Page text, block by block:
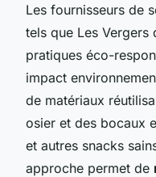
Les fournisseurs de
tels que Les Vergers
pratiques éco-
impact
de matériaux
osier et des bocaux
et autres snacks
approche permet de